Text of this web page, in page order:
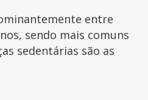
entre
sendo mais comuns
sedentárias são as